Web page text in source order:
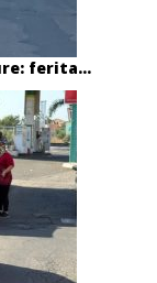
ferita...